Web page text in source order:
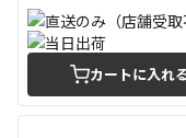
カートに入れ